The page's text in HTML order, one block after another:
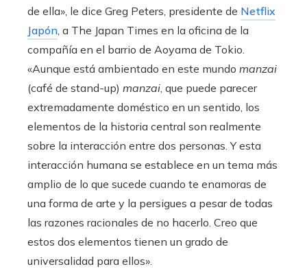
de ella», le dice Greg Peters, presidente de Netflix
Japón, a The Japan Times en la oficina de la
compañía en el barrio de Aoyama de Tokio.
«Aunque está ambientado en este mundo manzai
(café de stand-up) manzai, que puede parecer
extremadamente doméstico en un sentido, los
elementos de la historia central son realmente
sobre la interacción entre dos personas. Y esta
interacción humana se establece en un tema más
amplio de lo que sucede cuando te enamoras de
una forma de arte y la persigues a pesar de todas
las razones racionales de no hacerlo. Creo que
estos dos elementos tienen un grado de
universalidad para ellos».